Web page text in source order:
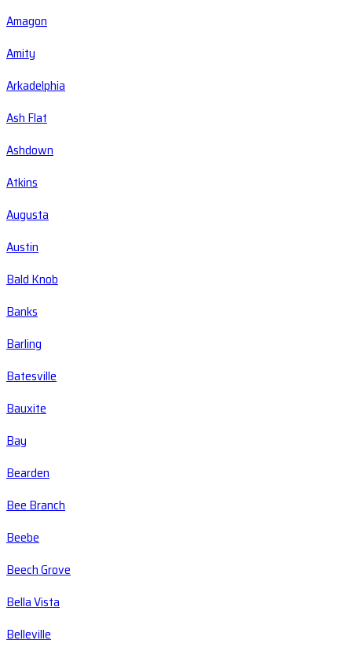
Amagon
Amity
Arkadelphia
Ash Flat
Ashdown
Atkins
Augusta
Austin
Bald Knob
Banks
Barling
Batesville
Bauxite
Bay
Bearden
Bee Branch
Beebe
Beech Grove
Bella Vista
Belleville